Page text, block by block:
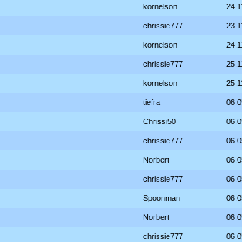
kornelson
chrissie777
kornelson
chrissie777
kornelson
tiefra
Chrissi50
chrissie777
Norbert
chrissie777
Spoonman
Norbert
chrissie777